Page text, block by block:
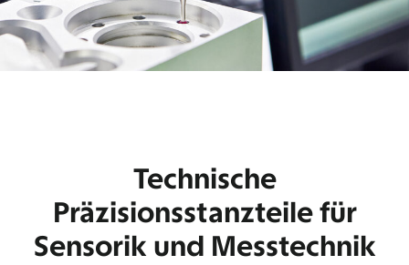
Technische
Präzisionsstanzteile für
Sensorik und Messtechnik